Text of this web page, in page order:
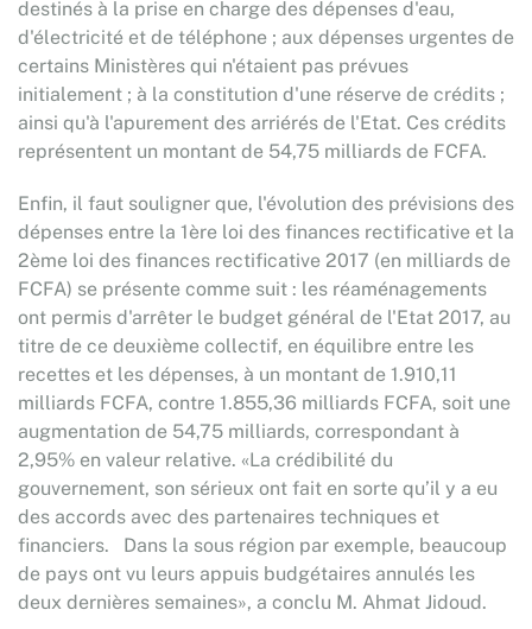
destinés à la prise en charge des dépenses d'eau,
d'électricité et de téléphone ; aux dépenses urgentes de
certains Ministères qui n'étaient pas prévues
initialement ; à la constitution d'une réserve de crédits ;
ainsi qu'à l'apurement des arriérés de l'Etat. Ces crédits
représentent un montant de 54,75 milliards de FCFA.
Enfin, il faut souligner que, l'évolution des prévisions des
dépenses entre la 1ère loi des finances rectificative et la
2ème loi des finances rectificative 2017 (en milliards de
FCFA) se présente comme suit : les réaménagements
ont permis d'arrêter le budget général de l'Etat 2017, au
titre de ce deuxième collectif, en équilibre entre les
recettes et les dépenses, à un montant de 1.910,11
milliards FCFA, contre 1.855,36 milliards FCFA, soit une
augmentation de 54,75 milliards, correspondant à
2,95% en valeur relative. «La crédibilité du
gouvernement, son sérieux ont fait en sorte qu’il y a eu
des accords avec des partenaires techniques et
financiers. Dans la sous région par exemple, beaucoup
de pays ont vu leurs appuis budgétaires annulés les
deux dernières semaines», a conclu M. Ahmat Jidoud.